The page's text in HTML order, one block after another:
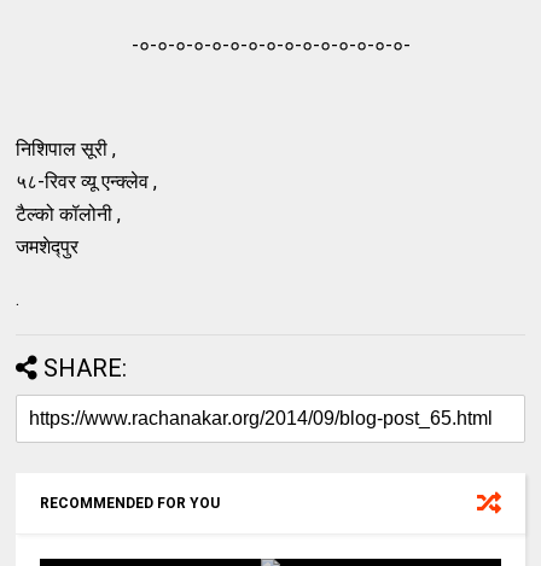
-०-०-०-०-०-०-०-०-०-०-०-०-०-०-०-
निशिपाल सूरी ,
५८-रिवर व्यू एन्क्लेव ,
टैल्को कॉलोनी ,
जमशेद्पुर
.
SHARE:
RECOMMENDED FOR YOU